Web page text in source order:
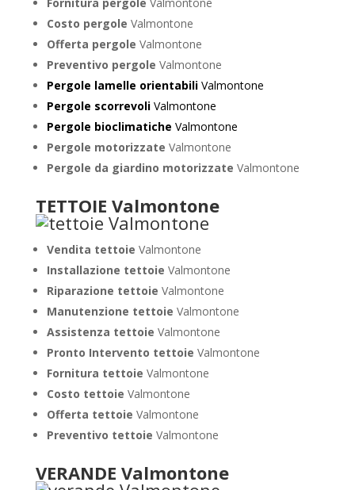
Costo pergole Valmontone
Offerta pergole Valmontone
Preventivo pergole Valmontone
Pergole lamelle orientabiliValmontone
Pergole scorrevoliValmontone
Pergole bioclimatiche Valmontone
Pergole motorizzate Valmontone
Pergole da giardino motorizzate Valmontone
TETTOIE Valmontone
Vendita tettoie Valmontone
Installazione tettoie Valmontone
Riparazione tettoie Valmontone
Manutenzione tettoie Valmontone
Assistenza tettoie Valmontone
Pronto Intervento tettoie Valmontone
Fornitura tettoie Valmontone
Costo tettoie Valmontone
Offerta tettoie Valmontone
Preventivo tettoie Valmontone
VERANDE Valmontone